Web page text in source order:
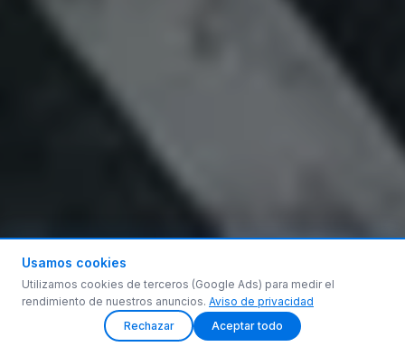
Usamos cookies
Utilizamos cookies de terceros (Google Ads) para medir el
rendimiento de nuestros anuncios. Aviso de privacidad
Rechazar
Aceptar todo